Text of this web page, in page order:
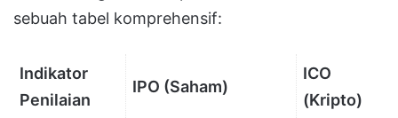
sebuah tabel komprehensif:
Indikator
Penilaian
IPO (Saham)
ICO
(Kripto)